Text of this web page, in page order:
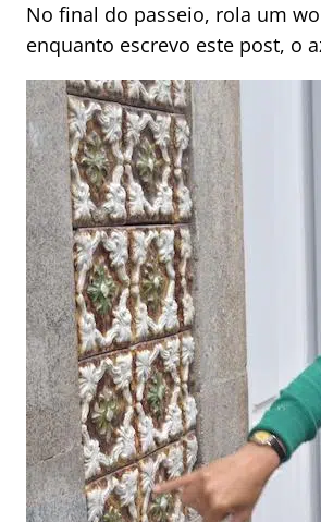
No final do passeio, rola um
enquanto escrevo este post, o